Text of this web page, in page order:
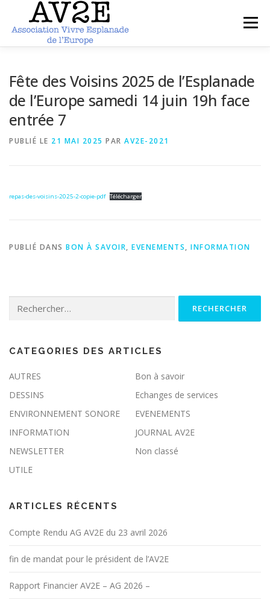
contenu
Menu
PHOTOS
Fête des Voisins 2025 de l’Esplanade
de l’Europe samedi 14 juin 19h face
entrée 7
PUBLIÉ LE 21 MAI 2025 PAR AV2E-2021
repas-des-voisins-2025-2-copie-pdf Télécharger
PUBLIÉ DANS BON À SAVOIR, EVENEMENTS, INFORMATION
CATEGORIES DES ARTICLES
AUTRES
Bon à savoir
DESSINS
Echanges de services
ENVIRONNEMENT SONORE
EVENEMENTS
INFORMATION
JOURNAL AV2E
NEWSLETTER
Non classé
UTILE
ARTICLES RÉCENTS
Compte Rendu AG AV2E du 23 avril 2026
fin de mandat pour le président de l’AV2E
Rapport Financier AV2E – AG 2026 –